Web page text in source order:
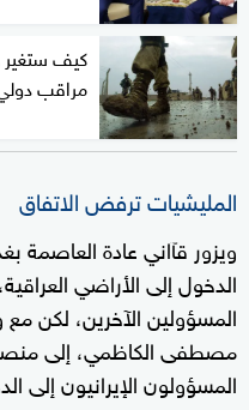
كيف ستغير
مراقب
المليشيات ترفض الاتفاق
ويزور قآاني عادة العاصمة
الدخول إلى الأراضي
المسؤولين الآخرين، لكن
مصطفى الكاظمي، إلى
المسؤولون الإيرانيون